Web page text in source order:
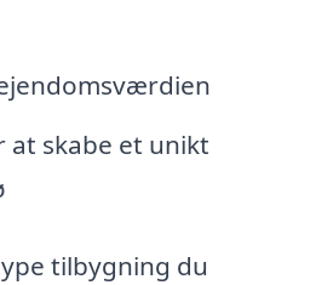
at skabe et unikt
tilbygning du